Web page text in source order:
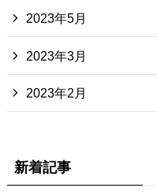
2023年5月
2023年3月
2023年2月
新着記事